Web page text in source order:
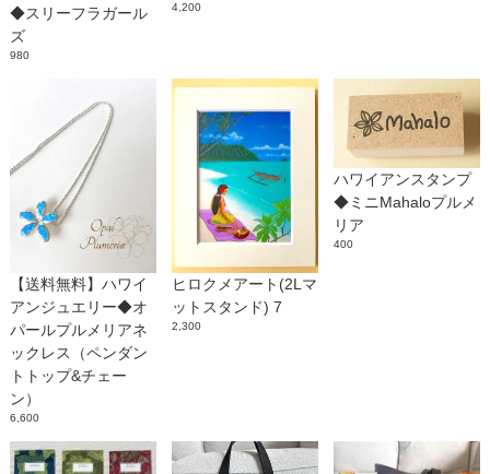
◆スリーフラガール
ズ
980
4,200
【送料無料】ハワイ
アンジュエリー◆オ
パールプルメリアネ
ックレス（ペンダン
トトップ&チェー
ン）
6,600
ヒロクメアート(2Lマ
ットスタンド) 7
2,300
ハワイアンスタンプ
◆ミニMahaloプルメ
リア
400